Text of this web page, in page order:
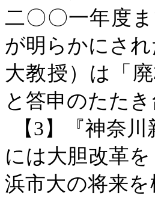
二〇〇一年度
が明らかにさ
大教授）は「
と答申のたた
【3】『神奈
には大胆改革
浜市大の将来